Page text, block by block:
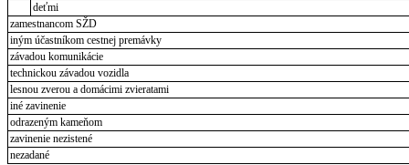
deťmi
zamestnancom SŽD
iným účastníkom cestnej premávky
závadou komunikácie
technickou závadou vozidla
lesnou zverou a domácimi zvieratami
iné zavinenie
odrazeným kameňom
zavinenie nezistené
nezadané